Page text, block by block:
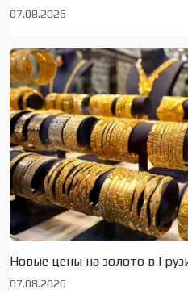
07.08.2026
Новые цены на золото в
07.08.2026